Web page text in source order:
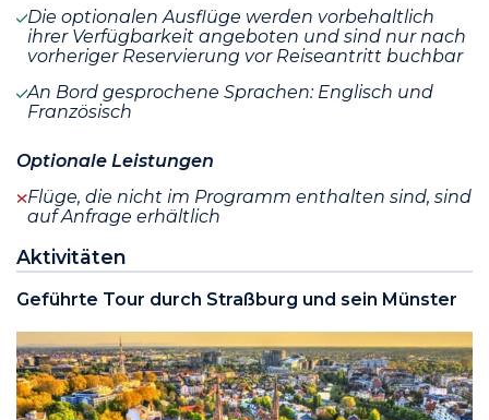
Die optionalen Ausflüge werden vorbehaltlich
ihrer Verfügbarkeit angeboten und sind nur nach
vorheriger Reservierung vor Reiseantritt buchbar
An Bord gesprochene Sprachen: Englisch und
Französisch
Optionale Leistungen
Flüge, die nicht im Programm enthalten sind, sind
auf Anfrage erhältlich
Aktivitäten
Geführte Tour durch Straßburg und sein Münster